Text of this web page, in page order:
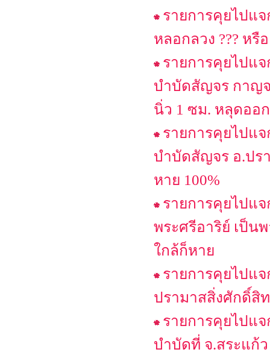
รายการคุยไปแ
หลอกลวง ??? หรื
รายการคุยไปแจ
บำบัดสัญจร กาญ
นิ่ว 1 ซม. หลุดออ
รายการคุยไปแจ
บำบัดสัญจร อ.ปร
หาย 100%
รายการคุยไปแ
พระศรีอาริย์ เป็น
ใกล้ก็หาย
รายการคุยไปแ
ปรามาสสิ่งศักดิ์สิ
รายการคุยไปแ
บำบัดที่ จ.สระแก้